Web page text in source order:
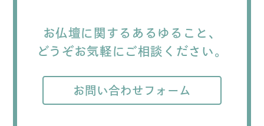
お仏壇に関するあるゆること、
どうぞお気軽にご相談ください。
お問い合わせフォーム